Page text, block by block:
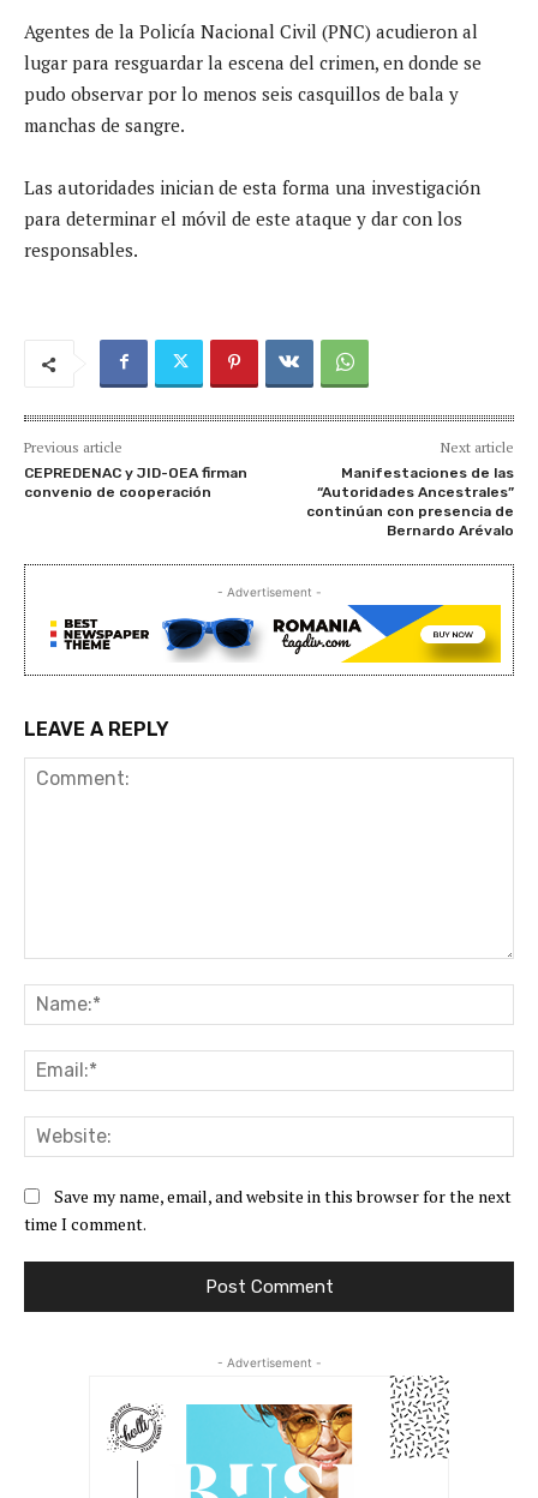
Agentes de la Policía Nacional Civil (PNC) acudieron al
lugar para resguardar la escena del crimen, en donde se
pudo observar por lo menos seis casquillos de bala y
manchas de sangre.
Las autoridades inician de esta forma una investigación
para determinar el móvil de este ataque y dar con los
responsables.
Previous article
CEPREDENAC y JID-OEA firman
convenio de cooperación
Next article
Manifestaciones de las
“Autoridades Ancestrales”
continúan con presencia de
Bernardo Arévalo
- Advertisement -
LEAVE A REPLY
Save my name, email, and website in this browser for the next
time I comment.
- Advertisement -